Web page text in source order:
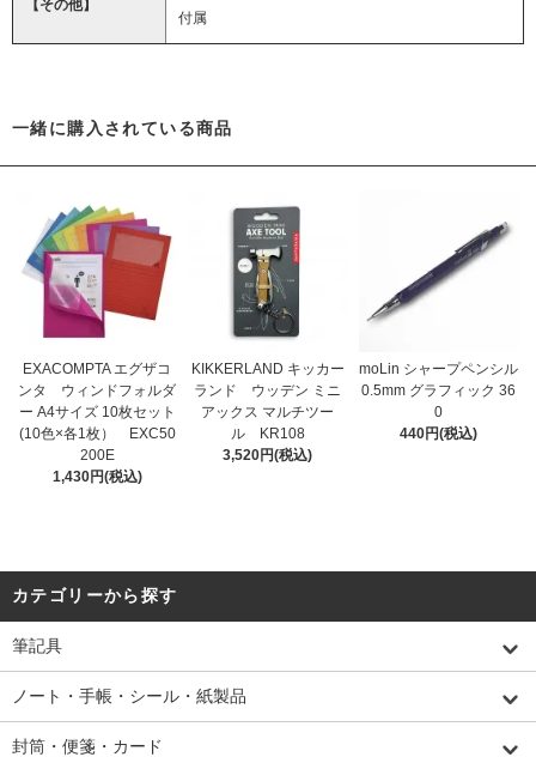
【その他】
付属
一緒に購入されている商品
EXACOMPTA エグザコ
ンタ ウィンドフォルダ
ー A4サイズ 10枚セット
(10色×各1枚） EXC50
200E
1,430円(税込)
KIKKERLAND キッカー
ランド ウッデン ミニ
アックス マルチツー
ル KR108
3,520円(税込)
moLin シャープペンシル
0.5mm グラフィック 36
0
440円(税込)
カテゴリーから探す
筆記具
ノート・手帳・シール・紙製品
封筒・便箋・カード